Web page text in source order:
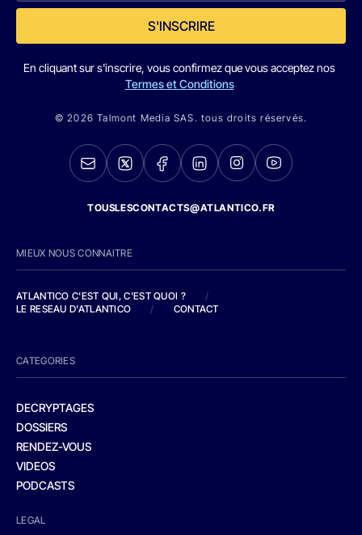
S'INSCRIRE
En cliquant sur s'inscrire, vous confirmez que vous acceptez nos
Termes et Conditions
© 2026 Talmont Media SAS. tous droits réservés.
TOUSLESCONTACTS@ATLANTICO.FR
MIEUX NOUS CONNAITRE
ATLANTICO C'EST QUI, C'EST QUOI ?
/
LE RESEAU D'ATLANTICO
/ CONTACT
CATEGORIES
DECRYPTAGES
DOSSIERS
RENDEZ-VOUS
VIDEOS
PODCASTS
LEGAL